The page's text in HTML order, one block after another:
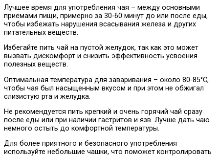
Лучшее время для употребления чая – между основными
приёмами пищи, примерно за 30-60 минут до или после еды,
чтобы избежать нарушения всасывания железа и других
питательных веществ.
Избегайте пить чай на пустой желудок, так как это может
вызвать дискомфорт и снизить эффективность усвоения
полезных веществ.
Оптимальная температура для заваривания – около 80-85°C,
чтобы чая был насыщенным вкусом и при этом не обжигал
слизистую рта и желудка.
Не рекомендуется пить крепкий и очень горячий чай сразу
после еды или при наличии гастритов и язв. Лучше дать чаю
немного остыть до комфортной температуры.
Для более приятного и безопасного употребления
используйте небольшие чашки, что поможет контролировать